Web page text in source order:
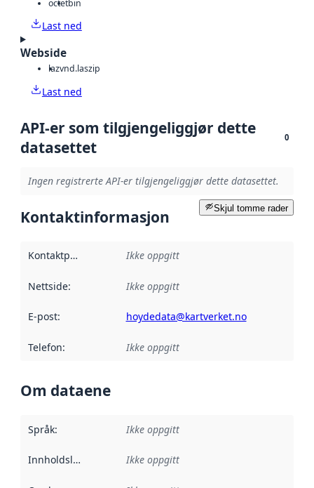
octetbin
Last ned
Webside
lazvnd.laszip
Last ned
API-er som tilgjengeliggjør dette
datasettet
0
Ingen registrerte API-er tilgjengeliggjør dette datasettet.
Skjul tomme rader
Kontaktinformasjon
Kontaktpunkt Ikke oppgitt
Nettside: Ikke oppgitt
E-post: hoydedata@kartverket.no
Telefon: Ikke oppgitt
Om dataene
Språk: Ikke oppgitt
Innholdsleverandører :
Ikke oppgitt